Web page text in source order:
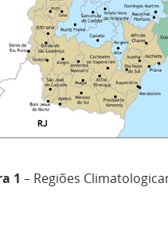
1 – Regiões